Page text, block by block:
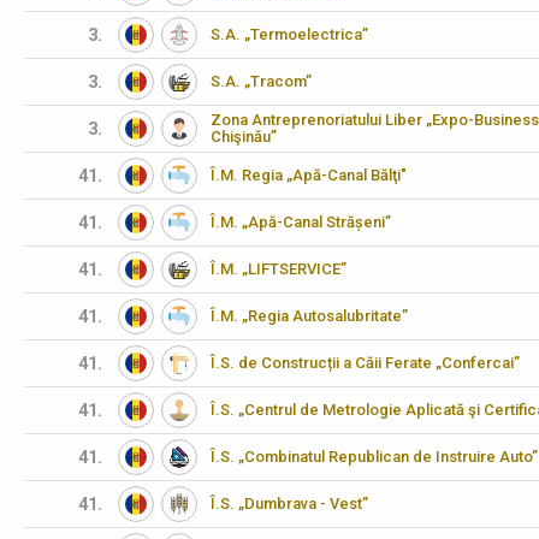
3. S.A. „Termoelectrica”
3. S.A. „Tracom”
3.
Zona Antreprenoriatului Liber „Expo-
Chişinău”
41. Î.M. Regia „Apă-Canal Bălţi"
41. Î.M. „Apă-Canal Strășeni”
41. Î.M. „LIFTSERVICE”
41. Î.M. „Regia Autosalubritate”
41. Î.S. de Construcții a Căii Ferate „Confercai”
41. Î.S. „Centrul de Metrologie Aplicată şi
41. Î.S. „Combinatul Republican de Instruire Auto”
41. Î.S. „Dumbrava - Vest”